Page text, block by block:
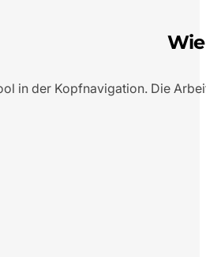
in der Kopfnavigation. Die